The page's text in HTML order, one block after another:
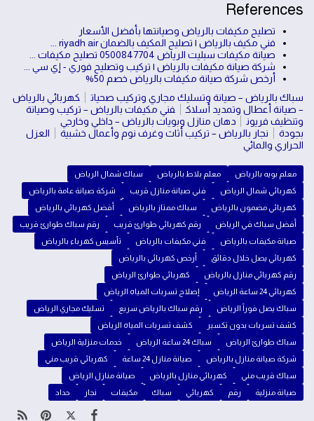
References
تصليح مكيفات بالرياض وصيانتها بأفضل الأسعار
فني مكيف بالرياض | تصليح المكيف بالضمان riyadh air ...
صيانة مكيفات سبليت الرياض 0500847704 تصليح مكيفات ...
شركة صيانة مكيفات بالرياض | تركيب وتصليح فوري - إي سي ...
أرخص شركة صيانة مكيفات بالرياض خصم 50%
سباك بالرياض – صيانة وتسليك مجاري وتركيب صحيات
كهربائي بالرياض
– صيانة أعطال وتمديد أسلاك
فني مكيفات بالرياض – تركيب وصيانة
وتنظيف فريون
دهان منازل وبويات بالرياض – داخلي وخارجي
بجودة
نجار بالرياض – تركيب أثاث وغرف نوم وأعمال خشبية
العزل
الحراري والمائي
معلم بويه بالرياض معلم بلاط بالرياض
سباك شمال الرياض
كهربائي شمال الرياض
فني صيانة منازل قريب
شركة صيانة عامة بالرياض
كهربائي مضمون بالرياض
سباك ممتاز بالرياض
أفضل كهربائي بالرياض
أفضل سباك في الرياض
رقم كهربائي طوارئ قريب
رقم سباك طوارئ قريب
صيانة مكيفات بالرياض
فني مكيفات بالرياض
تأسيس كهرباء بالرياض
كهربائي يصل خلال دقائق
أرخص كهربائي بالرياض
رقم كهربائي منازل بالرياض
كهربائي طوارئ الرياض
كهربائي 24 ساعة الرياض
إصلاح تسربات المياه الرياض
سباك يصل فوراً الرياض
رقم سباك بالرياض سريع
تسليك مجاري الرياض
كشف تسربات بدون تكسير
كشف تسربات المياه الرياض
سباك طوارئ الرياض
سباك 24 ساعة الرياض
خدمات منزلية الرياض
شركة صيانة منازل بالرياض
صيانة منازل 24 ساعة
كهربائي قريب مني
سباك قريب مني
كهربائي منازل بالرياض
صيانة منازل الرياض
صيانة منزلية
رقم كهربائي سباك مكيفات نجار حداد